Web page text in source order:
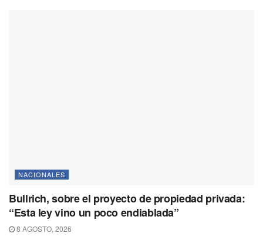
NACIONALES
Bullrich, sobre el proyecto de propiedad privada:
“Esta ley vino un poco endiablada”
8 AGOSTO, 2026